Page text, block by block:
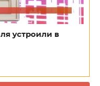
устроили в